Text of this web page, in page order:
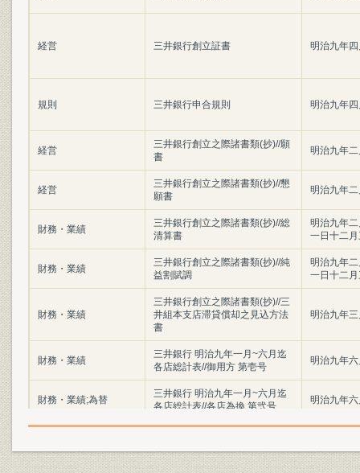
経営 三井銀行創立証書 明治九年
規則 三井銀行申合規則 明治九年
経営
三井銀行創立之際諸書類(抄)//願
書
明治九年
経営
三井銀行創立之際諸書類(抄)//懇
願書
明治九年
財務・業績
三井銀行創立之際諸書類(抄)//総
清算書
明治九年
一日十二
財務・業績
三井銀行創立之際諸書類(抄)//純
益割賦調
明治九年
一日十二
財務・業績
三井銀行創立之際諸書類(抄)//三
井組本支店滞貸償却之見込方法
書
明治九年
財務・業績
三井銀行 明治九年一月~六月迄
各店総計表//御用方 第壱号
明治九年
財務・業績;為替
三井銀行 明治九年一月~六月迄
各店総計表//各店為換 第弐号
明治九年